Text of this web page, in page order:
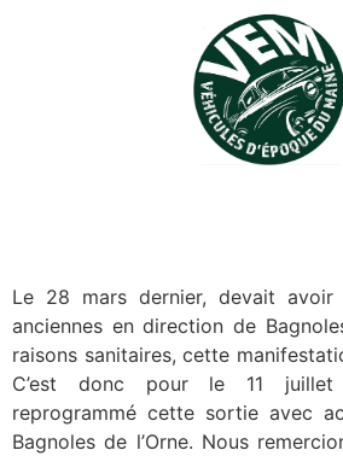
Le 28 mars dernier, devait
anciennes en direction de
raisons sanitaires, cette
C’est donc pour le 11
reprogrammé cette sortie avec
Bagnoles de l’Orne. Nous